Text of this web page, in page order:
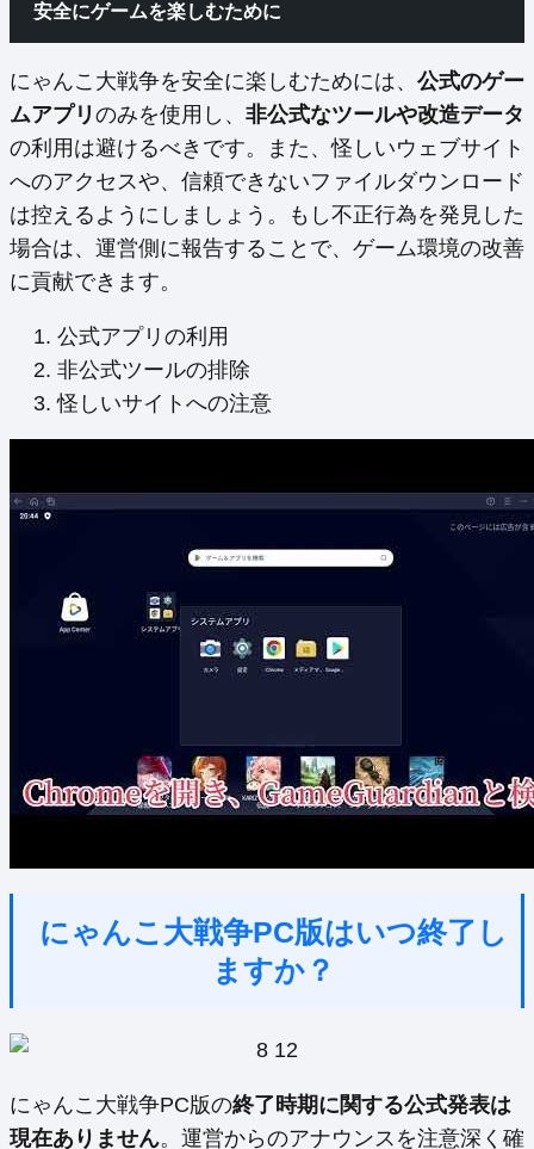
安全にゲームを楽しむために
にゃんこ大戦争を安全に楽しむためには、 公式のゲー
ムアプリ のみを使用し、 非公式なツールや改造データ
の利用は避けるべきです。また、怪しいウェブサイト
へのアクセスや、信頼できないファイルダウンロード
は控えるようにしましょう。もし不正行為を発見した
場合は、運営側に報告することで、ゲーム環境の改善
に貢献できます。
公式アプリの利用
非公式ツールの排除
怪しいサイトへの注意
にゃんこ大戦争PC版はいつ終了し
ますか？
にゃんこ大戦争PC版の終了時期に関する公式発表は
現在ありません。運営からのアナウンスを注意深く確